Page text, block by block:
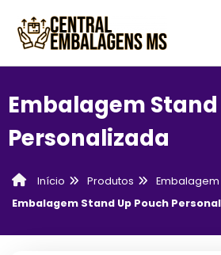
Embalagem Stand
Personalizada
Início Produtos
Embalagem
Embalagem Stand Up Pouch